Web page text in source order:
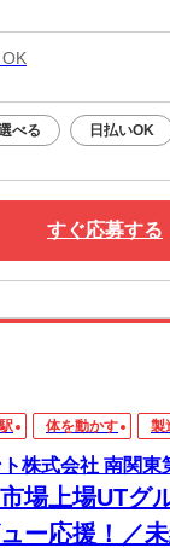
べる 日払いOK
すぐ応募する
体を動かす 製
株式会社 南関
市場上場UT
ー応援！／